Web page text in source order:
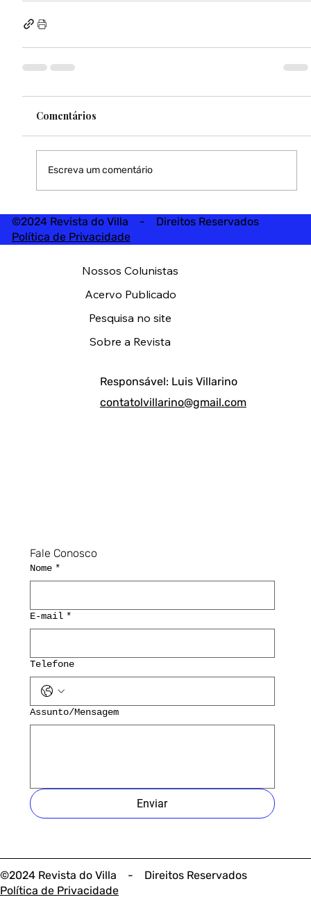
Comentários
Escreva um comentário
©2024 Revista do Villa - Direitos Reservados
Política de Privacidade
©2024 Revista do Villa - Direitos Reservados
Política de Privacidade
Fale Conosco
Nome *
E-mail *
Telefone
Assunto/Mensagem
Enviar
Responsável: Luis Villarino
contatolvillarino@gmail.com
Nossos Colunistas
Acervo Publicado
Pesquisa no site
Sobre a Revista